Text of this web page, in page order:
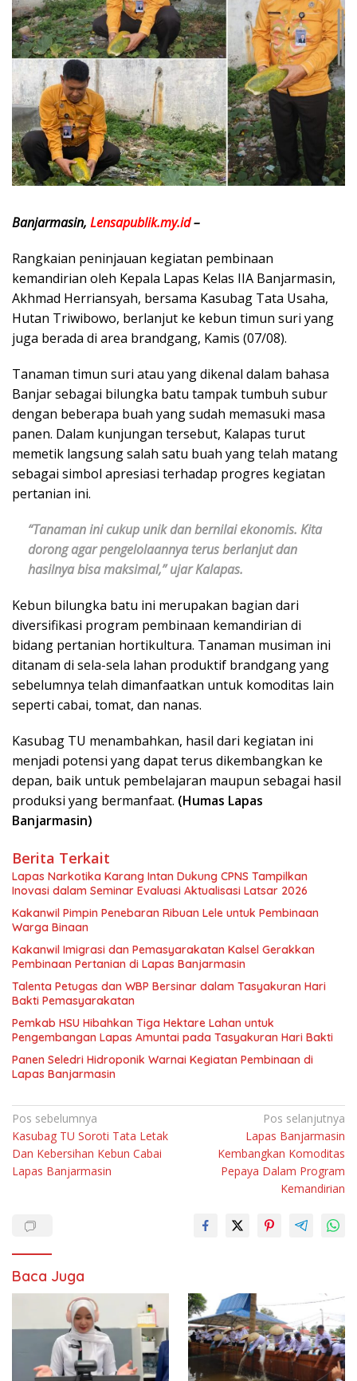
Banjarmasin, Lensapublik.my.id–
Rangkaian peninjauan kegiatan pembinaan
kemandirian oleh Kepala Lapas Kelas IIA Banjarmasin,
Akhmad Herriansyah, bersama Kasubag Tata Usaha,
Hutan Triwibowo, berlanjut ke kebun timun suri yang
juga berada di area brandgang, Kamis (07/08).
Tanaman timun suri atau yang dikenal dalam bahasa
Banjar sebagai bilungka batu tampak tumbuh subur
dengan beberapa buah yang sudah memasuki masa
panen. Dalam kunjungan tersebut, Kalapas turut
memetik langsung salah satu buah yang telah matang
sebagai simbol apresiasi terhadap progres kegiatan
pertanian ini.
“Tanaman ini cukup unik dan bernilai ekonomis. Kita
dorong agar pengelolaannya terus berlanjut dan
hasilnya bisa maksimal,” ujar Kalapas.
Kebun bilungka batu ini merupakan bagian dari
diversifikasi program pembinaan kemandirian di
bidang pertanian hortikultura. Tanaman musiman ini
ditanam di sela-sela lahan produktif brandgang yang
sebelumnya telah dimanfaatkan untuk komoditas lain
seperti cabai, tomat, dan nanas.
Kasubag TU menambahkan, hasil dari kegiatan ini
menjadi potensi yang dapat terus dikembangkan ke
depan, baik untuk pembelajaran maupun sebagai hasil
produksi yang bermanfaat. (Humas Lapas
Banjarmasin)
Berita Terkait
Lapas Narkotika Karang Intan Dukung CPNS Tampilkan
Inovasi dalam Seminar Evaluasi Aktualisasi Latsar 2026
Kakanwil Pimpin Penebaran Ribuan Lele untuk Pembinaan
Warga Binaan
Kakanwil Imigrasi dan Pemasyarakatan Kalsel Gerakkan
Pembinaan Pertanian di Lapas Banjarmasin
Talenta Petugas dan WBP Bersinar dalam Tasyakuran Hari
Bakti Pemasyarakatan
Pemkab HSU Hibahkan Tiga Hektare Lahan untuk
Pengembangan Lapas Amuntai pada Tasyakuran Hari Bakti
Panen Seledri Hidroponik Warnai Kegiatan Pembinaan di
Lapas Banjarmasin
Navigasi
pos
Pos sebelumnya
Kasubag TU Soroti Tata Letak
Dan Kebersihan Kebun Cabai
Lapas Banjarmasin
Pos selanjutnya
Lapas Banjarmasin
Kembangkan Komoditas
Pepaya Dalam Program
Kemandirian
Baca Juga